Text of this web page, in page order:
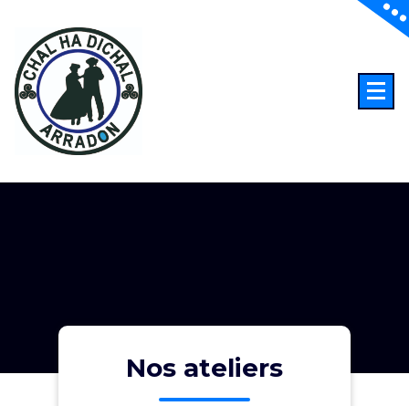
contenu
Nos ateliers